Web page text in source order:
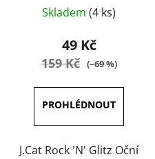
hodnocení
produktu
je
5
hvězdiček.
Skladem (4 ks)
49 Kč
159 Kč (–69 %)
J.Cat Rock 'N' Glitz Oční